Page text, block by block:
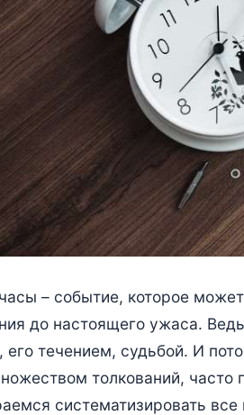
– событие, которое
до настоящего ужаса.
течением, судьбой. И
толкований, часто
систематизировать